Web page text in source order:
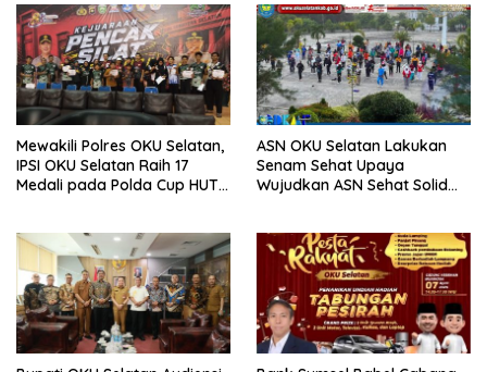
Mewakili Polres OKU Selatan,
IPSI OKU Selatan Raih 17
Medali pada Polda Cup HUT
ASN OKU Selatan Lakukan
Senam Sehat Upaya
Wujudkan ASN Sehat Solid